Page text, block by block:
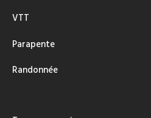
VTT
Parapente
Randonnée